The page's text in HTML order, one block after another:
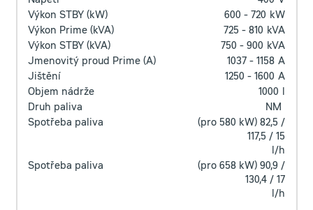
Výkon STBY (kW)
600 - 720 kW
Výkon Prime (kVA)
725 - 810 kVA
Výkon STBY (kVA)
750 - 900 kVA
Jmenovitý proud Prime (A)
1037 - 1158 A
Jištění
1250 - 1600 A
Objem nádrže
1000 l
Druh paliva
NM
Spotřeba paliva
(pro 580 kW) 82,5 /
117,5 / 15
l/h
Spotřeba paliva
(pro 658 kW) 90,9 /
130,4 / 17
l/h